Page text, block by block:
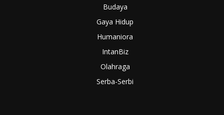
Budaya
Gaya Hidup
Humaniora
IntanBiz
Olahraga
Serba-Serbi